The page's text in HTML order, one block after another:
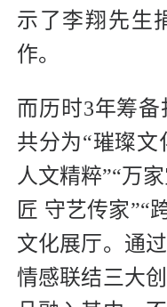
示了李翔先生
作。
而历时3年筹备
共分为“璀璨文
人文精粹”“万
匠 守艺传家”“
文化展厅。通
情感联结三大